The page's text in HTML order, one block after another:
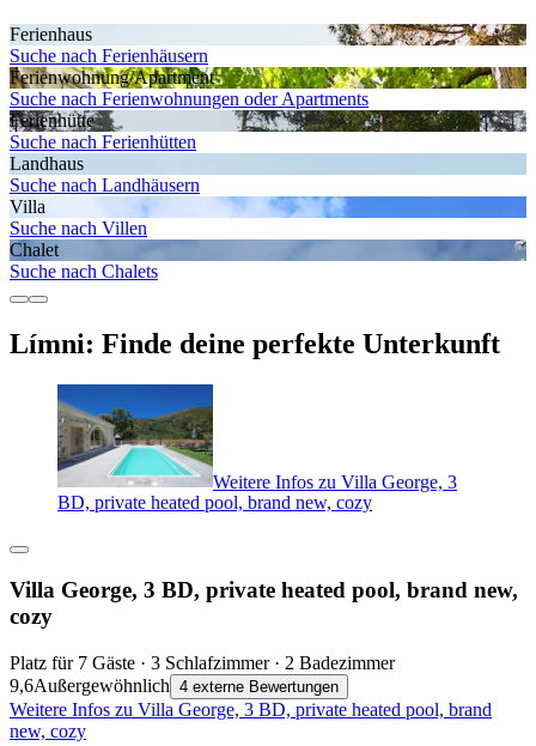
Ferienhaus
Suche nach Ferienhäusern
Ferienwohnung/Apartment
Suche nach Ferienwohnungen oder Apartments
Ferienhütte
Suche nach Ferienhütten
Landhaus
Suche nach Landhäusern
Villa
Suche nach Villen
Chalet
Suche nach Chalets
Límni: Finde deine perfekte Unterkunft
Weitere Infos zu Villa George, 3
BD, private heated pool, brand new, cozy
Villa George, 3 BD, private heated pool, brand new,
cozy
Platz für 7 Gäste · 3 Schlafzimmer · 2 Badezimmer
9,6Außergewöhnlich 4 externe Bewertungen
Weitere Infos zu Villa George, 3 BD, private heated pool, brand
new, cozy